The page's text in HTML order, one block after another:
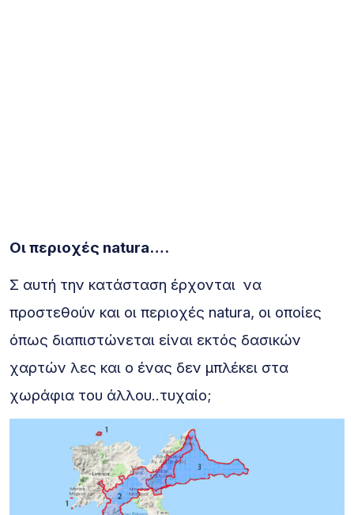
Οι περιοχές natura….
Σ αυτή την κατάσταση έρχονται να
προστεθούν και οι περιοχές natura, οι οποίες
όπως διαπιστώνεται είναι εκτός δασικών
χαρτών λες και ο ένας δεν μπλέκει στα
χωράφια του άλλου..τυχαίο;